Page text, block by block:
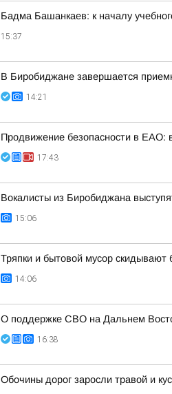
Бадма Башанкаев: к началу
15:37
В Биробиджане завершается
14:21
Продвижение безопасности в ЕАО:
17:43
Вокалисты из Биробиджана
15:06
Тряпки и бытовой мусор скидывают
14:06
О поддержке СВО на Дальнем
16:38
Обочины дорог заросли травой и